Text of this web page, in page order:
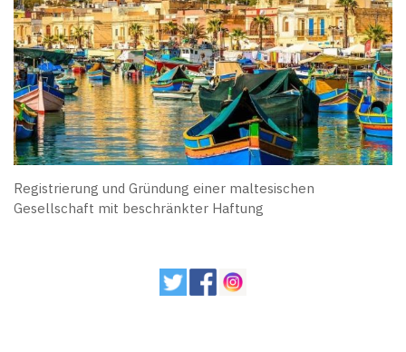
Registrierung und Gründung einer maltesischen
Gesellschaft mit beschränkter Haftung